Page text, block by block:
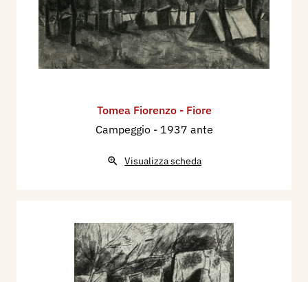
Tomea Fiorenzo - Fiore
Campeggio - 1937 ante
Visualizza scheda